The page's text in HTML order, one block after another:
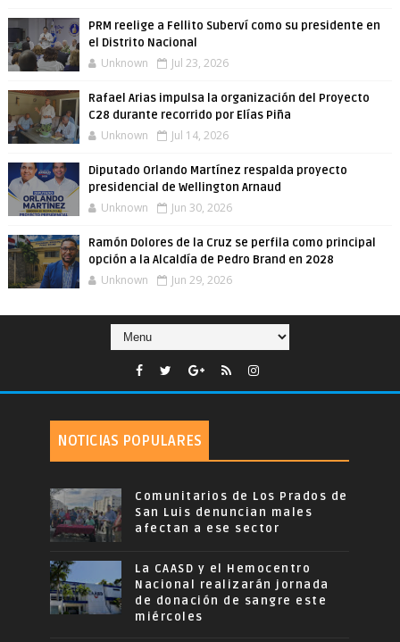
PRM reelige a Fellito Suberví como su presidente en
el Distrito Nacional
Unknown Jul 23, 2026
Rafael Arias impulsa la organización del Proyecto
C28 durante recorrido por Elías Piña
Unknown Jul 14, 2026
Diputado Orlando Martínez respalda proyecto
presidencial de Wellington Arnaud
Unknown Jun 30, 2026
Ramón Dolores de la Cruz se perfila como principal
opción a la Alcaldía de Pedro Brand en 2028
Unknown Jun 29, 2026
NOTICIAS POPULARES
Comunitarios de Los Prados de
San Luis denuncian males
afectan a ese sector
La CAASD y el Hemocentro
Nacional realizarán jornada
de donación de sangre este
miércoles